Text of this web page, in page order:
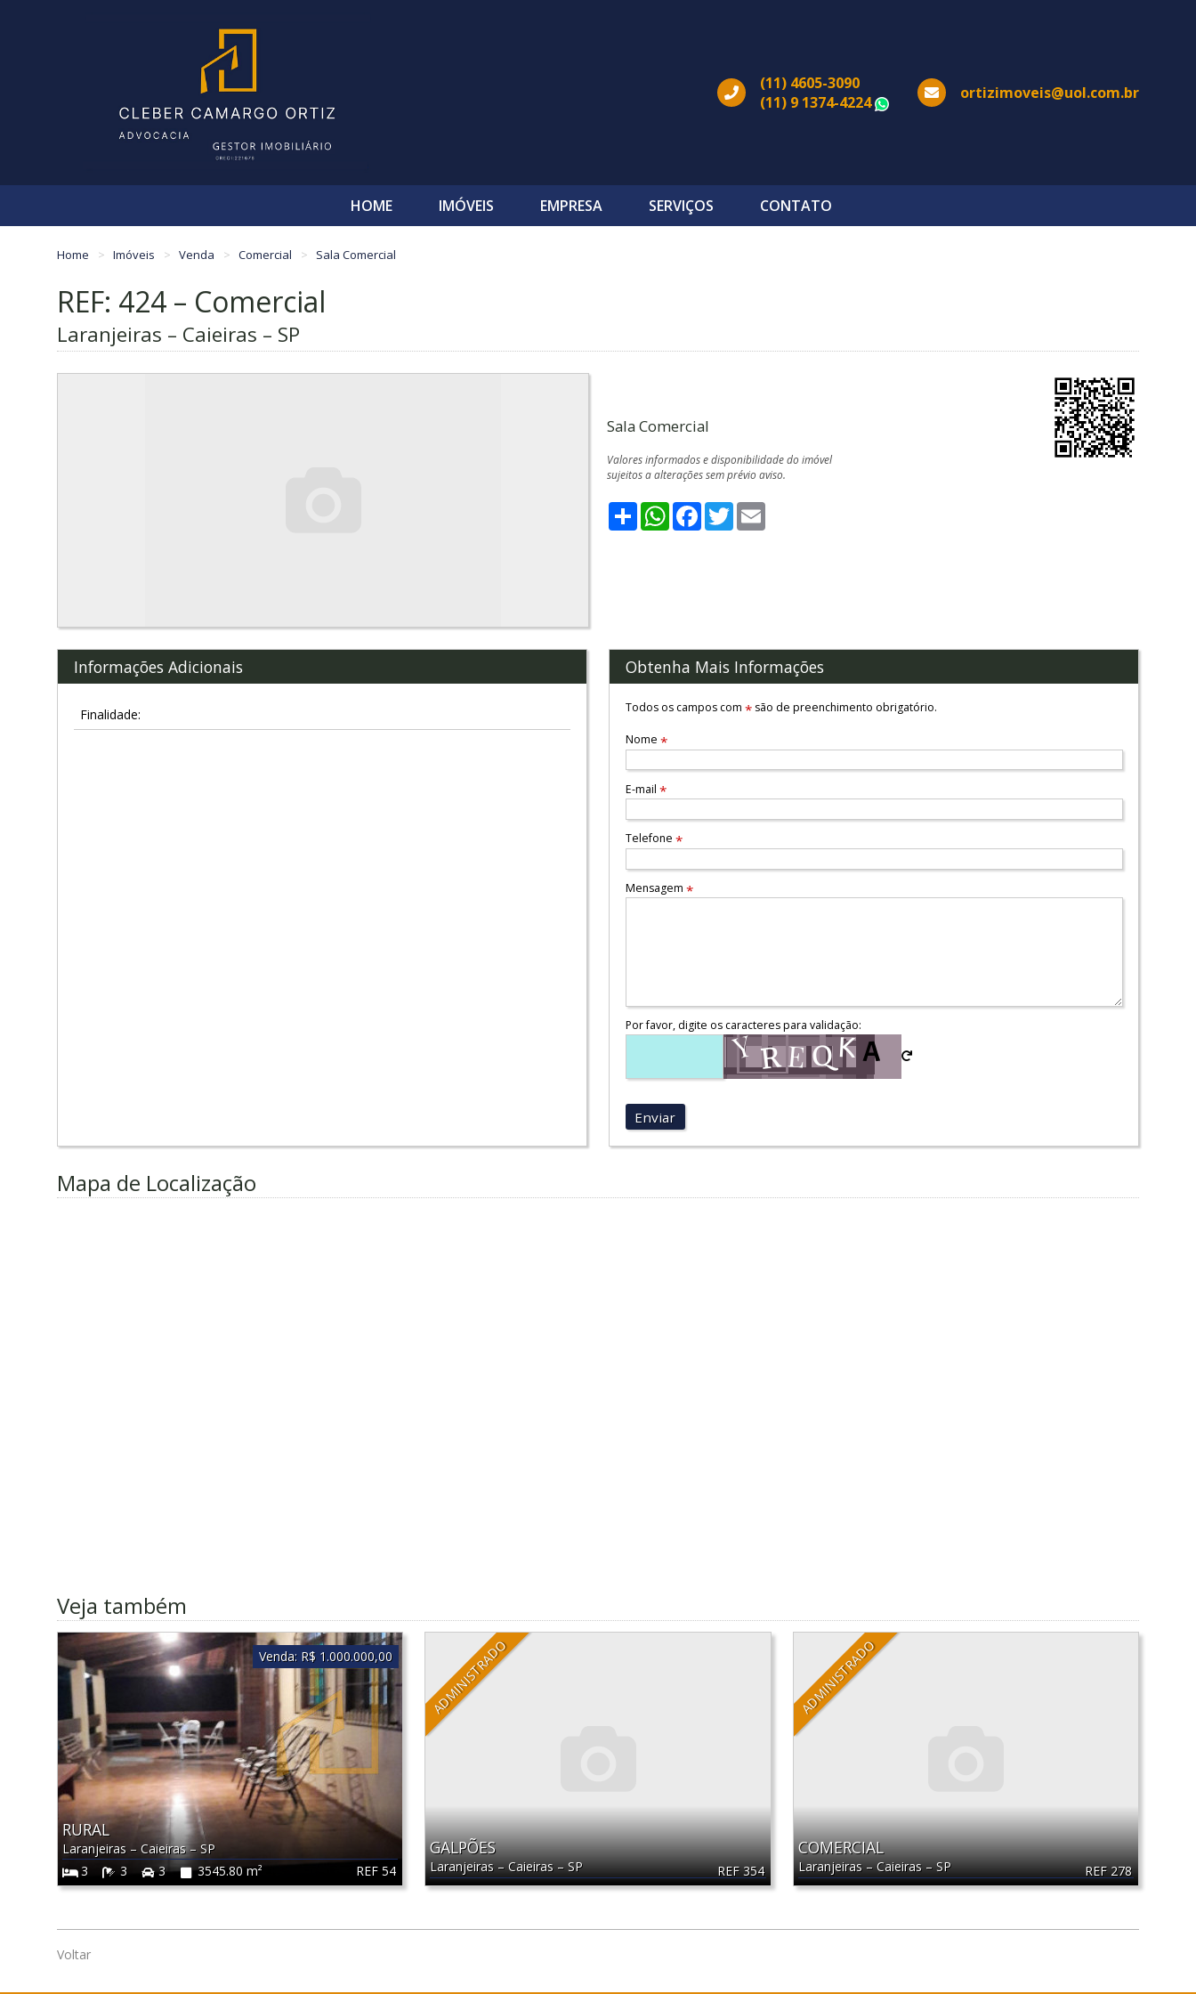
(11) 4605-3090
(11) 9 1374-4224
WhatsApp
ortizimoveis@uol.com.br
HOME IMÓVEIS EMPRESA SERVIÇOS CONTATO
Home Imóveis Venda Comercial Sala Comercial
REF: 424 – Comercial
Laranjeiras – Caieiras – SP
Sala Comercial
Valores informados e disponibilidade do imóvel
sujeitos a alterações sem prévio aviso.
ShareWhatsApp
Facebook
Twitter
Informações Adicionais
Finalidade:
Obtenha Mais Informações
Todos os campos com *são de preenchimento obrigatório.
Nome *
E-mail *
Telefone *
Mensagem *
Por favor, digite os caracteres para validação:
Enviar
Mapa de Localização
Veja também
REF 54
RURAL
Laranjeiras – Caieiras– SP
3
3 3 3545.80 m²
Venda: R$ 1.000.000,00 ADMINISTRADO
REF 354
GALPÕES
Laranjeiras–Caieiras–SP
ADMINISTRADO
REF 278
COMERCIAL
Laranjeiras–Caieiras–SP
Voltar